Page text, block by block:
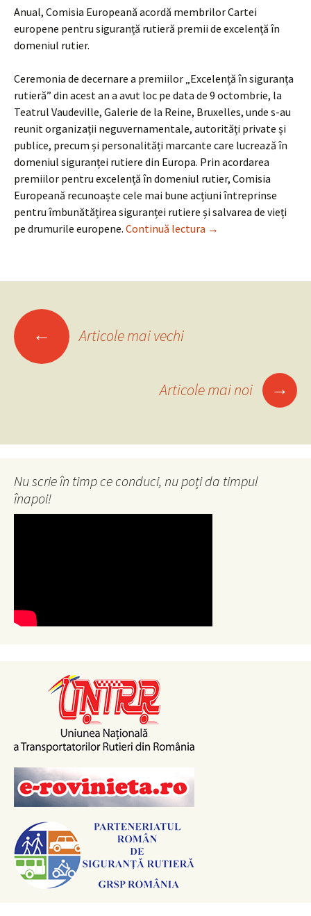
Anual, Comisia Europeană acordă membrilor Cartei
europene pentru siguranță rutieră premii de excelență în
domeniul rutier.
Ceremonia de decernare a premiilor „Excelență în siguranța
rutieră” din acest an a avut loc pe data de 9 octombrie, la
Teatrul Vaudeville, Galerie de la Reine, Bruxelles, unde s-au
reunit organizații neguvernamentale, autorități private și
publice, precum și personalități marcante care lucrează în
domeniul siguranței rutiere din Europa. Prin acordarea
premiilor pentru excelență în domeniul rutier, Comisia
Europeană recunoaște cele mai bune acțiuni întreprinse
pentru îmbunătățirea siguranței rutiere și salvarea de vieți
pe drumurile europene. Continuă lectura Campania „Fii
→
Navigare
în
← Articole mai vechi
Articole mai noi →
Nu scrie în timp ce conduci, nu poți da timpul
înapoi!